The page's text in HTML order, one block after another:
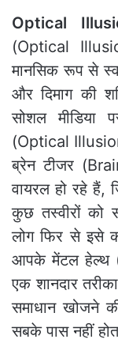
Optical
(Optical
मानसिक रूप से
और दिमाग की
सोशल
(Optical
ब्रेन टीजर
वायरल हो रहे हैं,
कुछ तस्वीरों को
लोग फिर से इसे
आपके मेंटल हेल्थ
एक शानदार
समाधान खोजने
सबके पास नहीं